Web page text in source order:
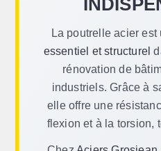
La poutrelle acier
essentiel et structurel
rénovation de
industriels. Grâce à
elle offre une
flexion et à la torsion,